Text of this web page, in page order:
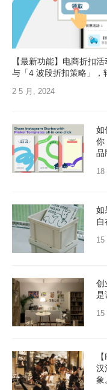
【最新功能】电商折扣
与「4 波段折扣策略」，
2 5 月, 2024
如
你
品
18
如
自
15
创
是
15
汉
象